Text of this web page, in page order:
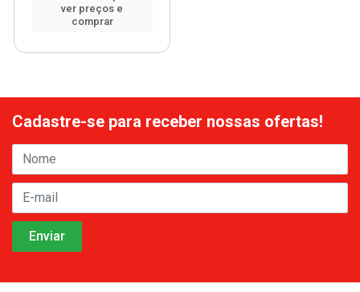
ver preços e
comprar
Cadastre-se para receber nossas ofertas!